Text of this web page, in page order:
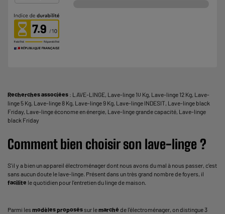
7.9
Recherches associées : LAVE-LINGE, Lave-linge 10 Kg, Lave-linge 12 Kg, Lave-
linge 5 Kg, Lave-linge 8 Kg, Lave-linge 9 Kg, Lave-linge INDESIT, Lave-linge black
Friday, Lave-linge économe en énergie, Lave-linge grande capacité, Lave-linge
black Friday
Comment bien choisir son lave-linge ?
S’il y a bien un appareil électroménager dont nous avons du mal à nous passer, c’est
sans aucun doute le lave-linge. Présent dans un très grand nombre de foyers, il
facilite le quotidien pour l’entretien du linge de maison.
Parmi les modèles proposéssur lemarché de l’électroménager, on distingue 3